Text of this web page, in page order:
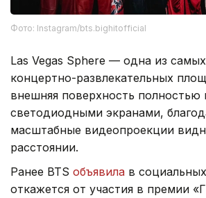
Фото: Instagram/bts.bighitofficial
Las Vegas Sphere — одна из
концертно-развлекательных
внешняя поверхность полностью
светодиодными экранами,
масштабные видеопроекции
расстоянии.
Ранее BTS объявила в
откажется от участия в премии